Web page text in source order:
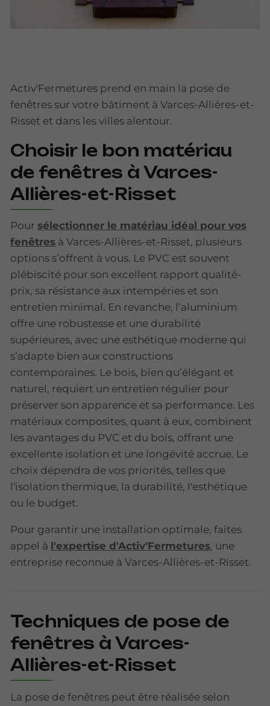
Activ'Fermetures prend en main la pose de
fenêtres sur votre bâtiment à Varces-Allières-et-
Risset et dans les villes alentour.
Choisir le bon matériau
de fenêtres à Varces-
Allières-et-Risset
Pour sélectionner le matériau idéal pour vos
fenêtres à Varces-Allières-et-Risset, plusieurs
options s’offrent à vous. Le PVC est souvent
plébiscité pour son excellent rapport qualité-
prix, sa résistance aux intempéries et son
entretien minimal. En revanche, l’aluminium
offre une robustesse et une durabilité
supérieures, avec une esthétique moderne qui
s’adapte bien aux constructions
contemporaines. Le bois, bien qu’élégant et
naturel, requiert un entretien régulier pour
préserver son apparence et sa performance. Les
matériaux composites, quant à eux, combinent
les avantages du PVC et du bois, offrant une
excellente isolation et une longévité accrue. Le
choix dépendra de vos priorités, telles que
l'isolation thermique, la durabilité, l'esthétique
ou le budget.
Pour garantir une installation optimale, faites
appel à l'expertise d'Activ'Fermetures, une
entreprise reconnue à Varces-Allières-et-Risset.
Techniques de pose de
fenêtres à Varces-
Allières-et-Risset
La pose de fenêtres peut être réalisée selon